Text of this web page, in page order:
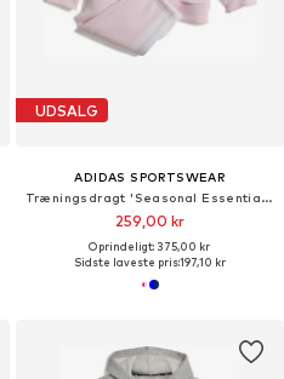
UDSALG
ADIDAS SPORTSWEAR
Træningsdragt 'Seasonal Essentials Tiberio'
259,00 kr
Oprindeligt: 375,00 kr
Sidste laveste pris:197,10 kr